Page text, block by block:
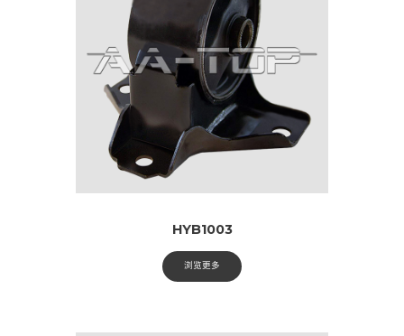
HYB1003
浏览更多